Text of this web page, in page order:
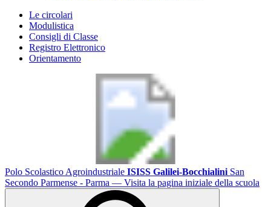
Le circolari
Modulistica
Consigli di Classe
Registro Elettronico
Orientamento
Polo Scolastico Agroindustriale ISISS Galilei-Bocchialini San
Secondo Parmense - Parma — Visita la pagina iniziale della scuola